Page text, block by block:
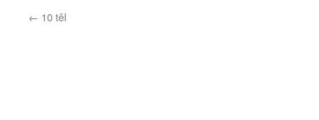
← 10 těl